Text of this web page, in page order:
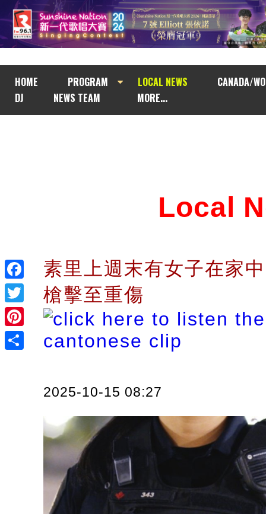
HOME PROGRAM LOCAL NEWS
CANADA/
DJ
NEWS TEAM MORE...
Facebook
Twitter
Pinterest
Local
素里上週末有女子在家
槍擊至重傷
2025-10-15 08:27